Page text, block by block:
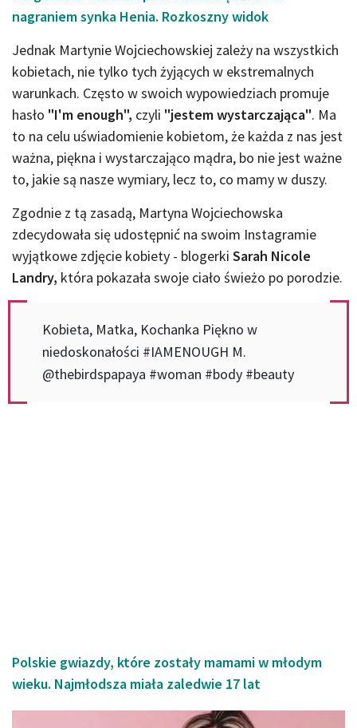
nagraniem synka Henia. Rozkoszny widok
Jednak Martynie Wojciechowskiej zależy na wszystkich
kobietach, nie tylko tych żyjących w ekstremalnych
warunkach. Często w swoich wypowiedziach promuje
hasło "I'm enough", czyli "jestem wystarczająca". Ma
to na celu uświadomienie kobietom, że każda z nas jest
ważna, piękna i wystarczająco mądra, bo nie jest ważne
to, jakie są nasze wymiary, lecz to, co mamy w duszy.
Zgodnie z tą zasadą, Martyna Wojciechowska
zdecydowała się udostępnić na swoim Instagramie
wyjątkowe zdjęcie kobiety - blogerki Sarah Nicole
Landry, która pokazała swoje ciało świeżo po porodzie.
Kobieta, Matka, Kochanka Piękno w
niedoskonałości #IAMENOUGH M.
@thebirdspapaya #woman #body #beauty
Polskie gwiazdy, które zostały mamami w młodym
wieku. Najmłodsza miała zaledwie 17 lat